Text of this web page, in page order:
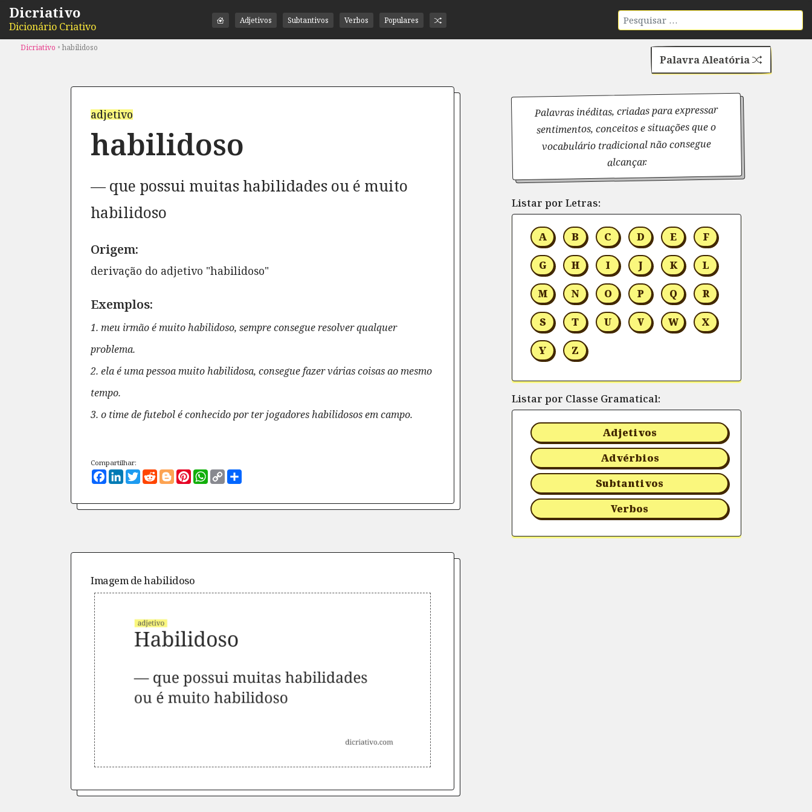
Dicriativo
Dicionário Criativo Adjetivos Subtantivos Verbos Populares
Dicriativo • habilidoso
Palavra Aleatória
adjetivo
habilidoso
que possui muitas habilidades ou é muito
habilidoso
Origem:
derivação do adjetivo "habilidoso"
Exemplos:
1. meu irmão é muito habilidoso, sempre consegue resolver qualquer
problema.
2. ela é uma pessoa muito habilidosa, consegue fazer várias coisas ao mesmo
tempo.
3. o time de futebol é conhecido por ter jogadores habilidosos em campo.
Compartilhar:
Facebook
LinkedIn
TwitterRedditBloggerPinterest
WhatsApp
Copy
Link
Imagem dehabilidoso
Palavras inéditas, criadas para expressar
sentimentos, conceitos e situações que o
vocabulário tradicional não consegue
alcançar.
Listar por Letras:
A B C D E F
G H I J K L
M N O P Q R
S T U V W X
Y Z
Listar por Classe Gramatical:
Adjetivos
Advérbios
Subtantivos
Verbos